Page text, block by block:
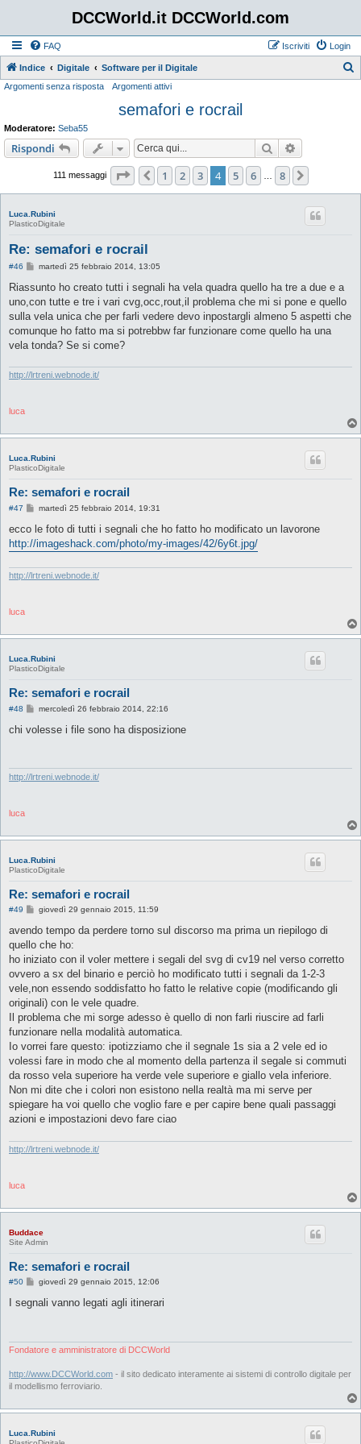
DCCWorld.it DCCWorld.com
FAQ Login
Iscriviti
Indice Digitale Software per il Digitale
Argomenti senza risposta Argomenti attivi
semafori e rocrail
Moderatore: Seba55
Rispondi Cerca
111 messaggi Pagina di
Precedente
1 2 3 4 5 6 8
Luca.Rubini
PlasticoDigitale
Re: semafori e rocrail
#46
M
s
a
g
i
o
martedì 25 febbraio 2014, 13:05
Riassunto ho creato tutti i segnali ha vela quadra quello ha tre a due e a
uno,con tutte e tre i vari cvg,occ,rout,il problema che mi si pone e quello
sulla vela unica che per farli vedere devo inpostargli almeno 5 aspetti che
comunque ho fatto ma si potrebbw far funzionare come quello ha una
vela tonda? Se si come?
http://lrtreni.webnode.it/
luca
Luca.Rubini
PlasticoDigitale
Re: semafori e rocrail
#47
M
s
a
i
martedì 25 febbraio 2014, 19:31
ecco le foto di tutti i segnali che ho fatto ho modificato un lavorone
http://imageshack.com/photo/my-images/42/6y6t.jpg/
http://lrtreni.webnode.it/
luca
Luca.Rubini
PlasticoDigitale
Re: semafori e rocrail
#48
M
s
i
mercoledì 26 febbraio 2014, 22:16
chi volesse i file sono ha disposizione
http://lrtreni.webnode.it/
luca
Luca.Rubini
PlasticoDigitale
Re: semafori e rocrail
#49
M
s
a
g
i
o
giovedì 29 gennaio 2015, 11:59
avendo tempo da perdere torno sul discorso ma prima un riepilogo di
quello che ho:
ho iniziato con il voler mettere i segali del svg di cv19 nel verso corretto
ovvero a sx del binario e perciò ho modificato tutti i segnali da 1-2-3
vele,non essendo soddisfatto ho fatto le relative copie (modificando gli
originali) con le vele quadre.
Il problema che mi sorge adesso è quello di non farli riuscire ad farli
funzionare nella modalità automatica.
Io vorrei fare questo: ipotizziamo che il segnale 1s sia a 2 vele ed io
volessi fare in modo che al momento della partenza il segale si commuti
da rosso vela superiore ha verde vele superiore e giallo vela inferiore.
Non mi dite che i colori non esistono nella realtà ma mi serve per
spiegare ha voi quello che voglio fare e per capire bene quali passaggi
azioni e impostazioni devo fare ciao
http://lrtreni.webnode.it/
luca
Buddace
Site Admin
Re: semafori e rocrail
#50
M
s
i
giovedì 29 gennaio 2015, 12:06
I segnali vanno legati agli itinerari
Fondatore e amministratore di DCCWorld
http://www.DCCWorld.com - il sito dedicato interamente ai sistemi di controllo digitale per
il modellismo ferroviario.
Luca.Rubini